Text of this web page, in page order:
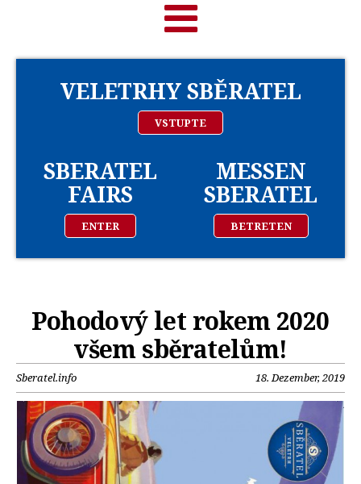
VELETRHY SBĚRATEL
VSTUPTE
SBERATEL
FAIRS
ENTER
MESSEN
SBERATEL
BETRETEN
Pohodový let rokem 2020
všem sběratelům!
Sberatel.info 18. Dezember, 2019